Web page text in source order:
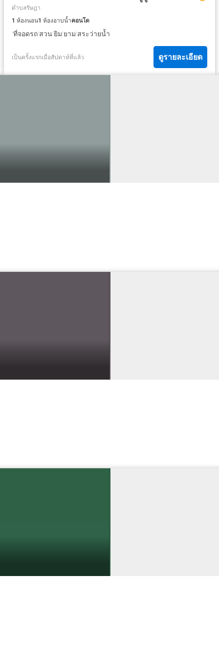
ตำบลรัษฎา
1 ห้องนอน1 ห้องอาบน้ำคอนโด
·ที่จอดรถ·สวน·ยิม·ยาม·สระว่ายน้ำ
เป็นครั้งแรกเมื่อสัปดาห์ที่แล้ว ดูรายละเอียด